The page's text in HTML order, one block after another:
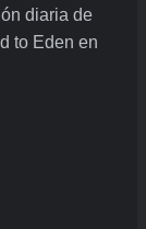
diaria de
to Eden en